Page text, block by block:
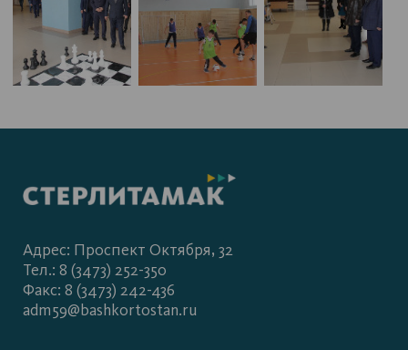
Адрес: Проспект Октября, 32
Тел.: 8 (3473) 252-350
Факс: 8 (3473) 242-436
adm59@bashkortostan.ru